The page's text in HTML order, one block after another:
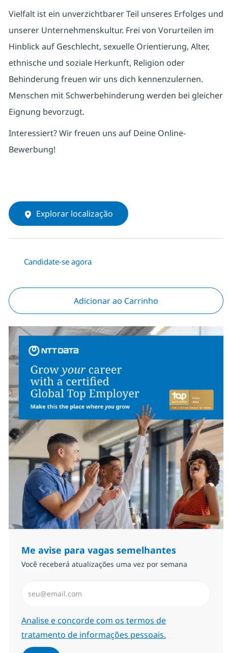
Vielfalt ist ein unverzichtbarer Teil unseres Erfolges und
unserer Unternehmenskultur. Frei von Vorurteilen im
Hinblick auf Geschlecht, sexuelle Orientierung, Alter,
ethnische und soziale Herkunft, Religion oder
Behinderung freuen wir uns dich kennenzulernen.
Menschen mit Schwerbehinderung werden bei gleicher
Eignung bevorzugt.
Interessiert? Wir freuen uns auf Deine Online-
Bewerbung!
Explorar localização
Candidate-se agora
Adicionar ao Carrinho
Me avise para vagas semelhantes
Você receberá atualizações uma vez por semana
Required
Analise e concorde com os termos de
tratamento de informações pessoais.